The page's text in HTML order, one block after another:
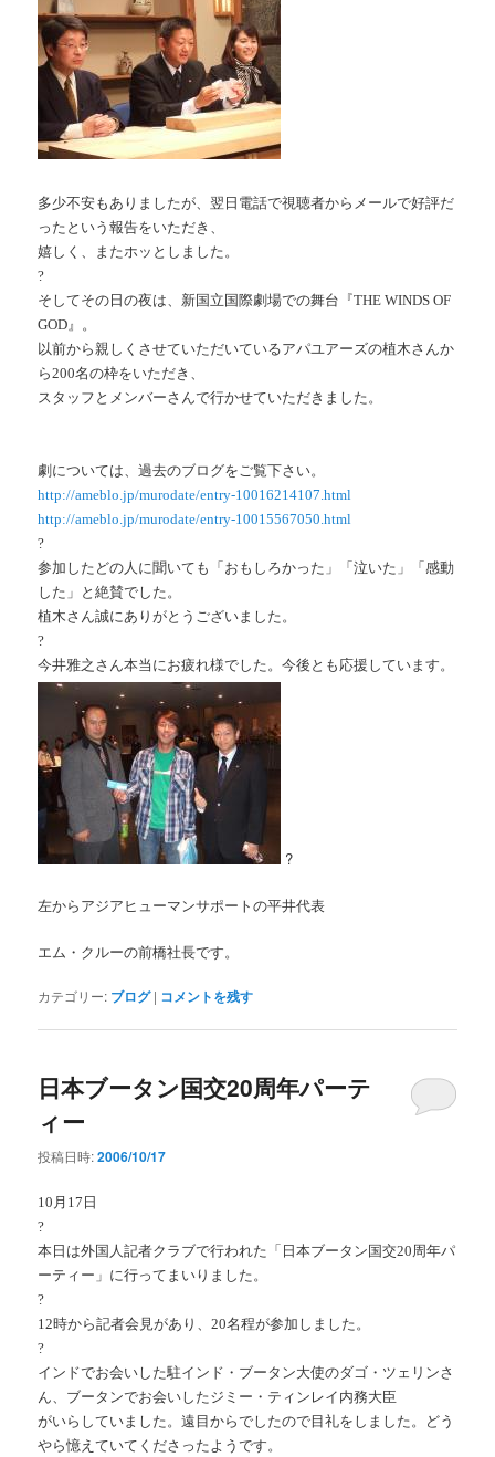
多少不安もありましたが、翌日電話で視聴者からメールで好評だ
ったという報告をいただき、
嬉しく、またホッとしました。
?
そしてその日の夜は、新国立国際劇場での舞台『THE WINDS OF
GOD』。
以前から親しくさせていただいているアパユアーズの植木さんか
ら200名の枠をいただき、
スタッフとメンバーさんで行かせていただきました。
劇については、過去のブログをご覧下さい。
http://ameblo.jp/murodate/entry-10016214107.html
http://ameblo.jp/murodate/entry-10015567050.html
?
参加したどの人に聞いても「おもしろかった」「泣いた」「感動
した」と絶賛でした。
植木さん誠にありがとうございました。
?
今井雅之さん本当にお疲れ様でした。今後とも応援しています。
?
左からアジアヒューマンサポートの平井代表
エム・クルーの前橋社長です。
カテゴリー: ブログ | コメントを残す
日本ブータン国交20周年パーテ
ィー
投稿日時:2006/10/17
10月17日
?
本日は外国人記者クラブで行われた「日本ブータン国交20周年パ
ーティー」に行ってまいりました。
?
12時から記者会見があり、20名程が参加しました。
?
インドでお会いした駐インド・ブータン大使のダゴ・ツェリンさ
ん、ブータンでお会いしたジミー・ティンレイ内務大臣
がいらしていました。遠目からでしたので目礼をしました。どう
やら憶えていてくださったようです。